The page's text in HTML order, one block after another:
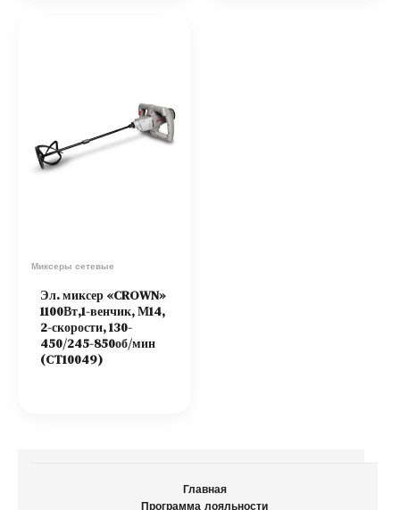
Миксеры сетевые
Эл. миксер «CROWN»
1100Вт,1-венчик, М14,
2-скорости, 130-
450/245-850об/мин
(CT10049)
Главная
Программа лояльности